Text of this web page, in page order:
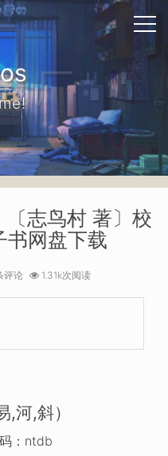
〔志鸟村 著〕校
网盘下载
评论 1.31k次阅读
河,斜）
码：ntdb